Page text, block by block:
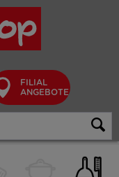
FILIAL
ANGEBOTE